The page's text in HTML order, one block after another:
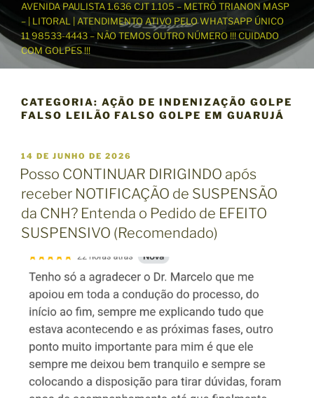
ú
d
AVENIDA PAULISTA 1.636 CJT 1.105 – METRÔ TRIANON MASP
– | LITORAL | ATENDIMENTO ATIVO PELO WHATSAPP ÚNICO
11 98533-4443 – NÃO TEMOS OUTRO NÚMERO !!! CUIDADO
COM GOLPES !!!
CATEGORIA: AÇÃO DE INDENIZAÇÃO GOLPE
FALSO LEILÃO FALSO GOLPE EM GUARUJÁ
P
U
B
L
C
A
14 DE JUNHO DE 2026
Posso CONTINUAR DIRIGINDO após
receber NOTIFICAÇÃO de SUSPENSÃO
da CNH? Entenda o Pedido de EFEITO
SUSPENSIVO (Recomendado)